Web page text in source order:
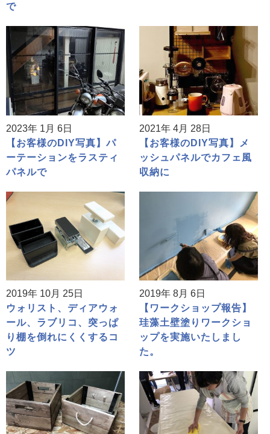
で
2023年 1月 6日
【お客様のDIY写真】パ
ーテーションをラスティ
パネルで
2021年 4月 28日
【お客様のDIY写真】メ
ッシュパネルでカフェ風
収納に
2019年 10月 25日
ウォリスト、ディアウォ
ール、ラブリコ、突っぱ
り棚を倒れにくくするコ
ツ
2019年 8月 6日
【ワークショップ報告】
珪藻土壁塗りワークショ
ップを実施いたしまし
た。